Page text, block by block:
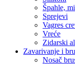
Špahle,
Sprejevi
Vagres
Vreće
Zidarski
Zavarivanje i
Nosač